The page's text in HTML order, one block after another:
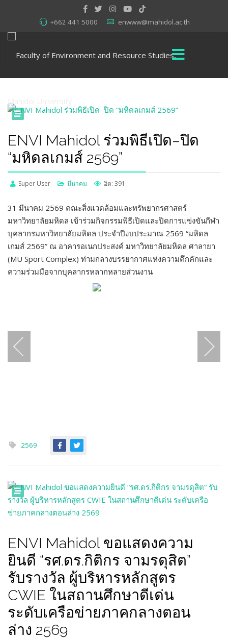
+662 441 5000 enwww@mahidol.ac.th
ENVI Mahidol ร่วมพิธีเปิด–ปิด
“มหิดลเกมส์ 2569”
Super User มีนาคม ฮิต: 391
31 มีนาคม 2569 คณะสิ่งแวดล้อมและทรัพยากรศาสตร์
มหาวิทยาลัยมหิดล เข้าร่วมกิจกรรมพิธีเปิดและปิดการแข่งขันกีฬา
บุคลากรมหาวิทยาลัยมหิดล ประจำปีงบประมาณ 2569 “มหิดล
เกมส์ 2569” ณ อาคารอเนกประสงค์ มหาวิทยาลัยมหิดล ศาลายา
(MU Sport Complex) ท่ามกลางบรรยากาศแห่งความคึกคักและ
ความร่วมมือจากบุคลากรหลากหลายส่วนงาน
2569
ENVI Mahidol ขอแสดงความ
ยินดี “รศ.ดร.กิติกร จามรดุสิต”
รับรางวัล ผู้บริหารหลักสูตร
CWIE ในสถานศึกษาดีเด่น
ระดับเครือข่ายภาคกลางตอน
ล่าง 2569